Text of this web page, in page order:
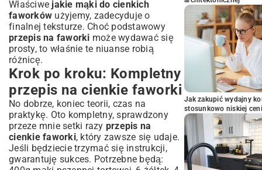
Właściwe jakie mąki do cienkich
faworków użyjemy, zadecyduje o
finalnej teksturze. Choć podstawowy
przepis na faworki może wydawać się
prosty, to właśnie te niuanse robią
różnicę.
Krok po kroku: Kompletny
przepis na cienkie faworki
No dobrze, koniec teorii, czas na
praktykę. Oto kompletny, sprawdzony
przeze mnie setki razy przepis na
cienkie faworki, który zawsze się udaje.
Jeśli będziecie trzymać się instrukcji,
gwarantuję sukces. Potrzebne będą:
Jak zakupić wydajny
stosunkowo niskiej